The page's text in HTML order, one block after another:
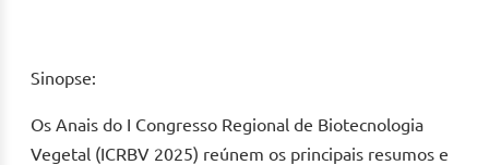
Sinopse:
Os Anais do I Congresso Regional de Biotecnologia
Vegetal (ICRBV 2025) reúnem os principais resumos e